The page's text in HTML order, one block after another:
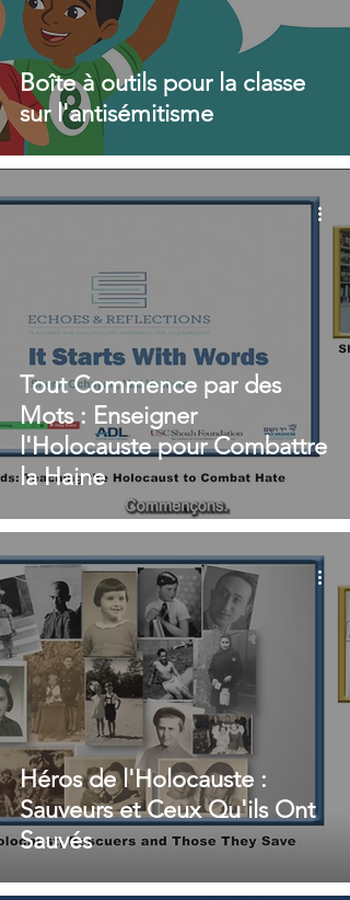
Boîte à outils pour la classe
sur l'antisémitisme
Tout Commence par des
Mots : Enseigner
l'Holocauste pour Combattre
la Haine
Héros de l'Holocauste :
Sauveurs et Ceux Qu'ils Ont
Sauvés